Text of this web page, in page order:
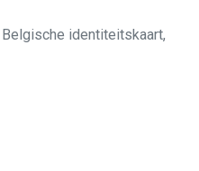
identiteitskaart,